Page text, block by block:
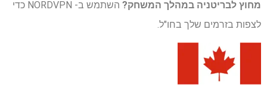
מחוץ לבריטניה במהלך המשחק?
השתמש ב- NORDVPN כדי
לצפות בזרמים שלך בחו"ל.